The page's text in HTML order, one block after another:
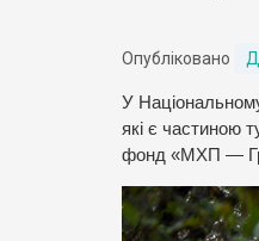
Опубліковано
У
які є частиною
фонд «МХП —